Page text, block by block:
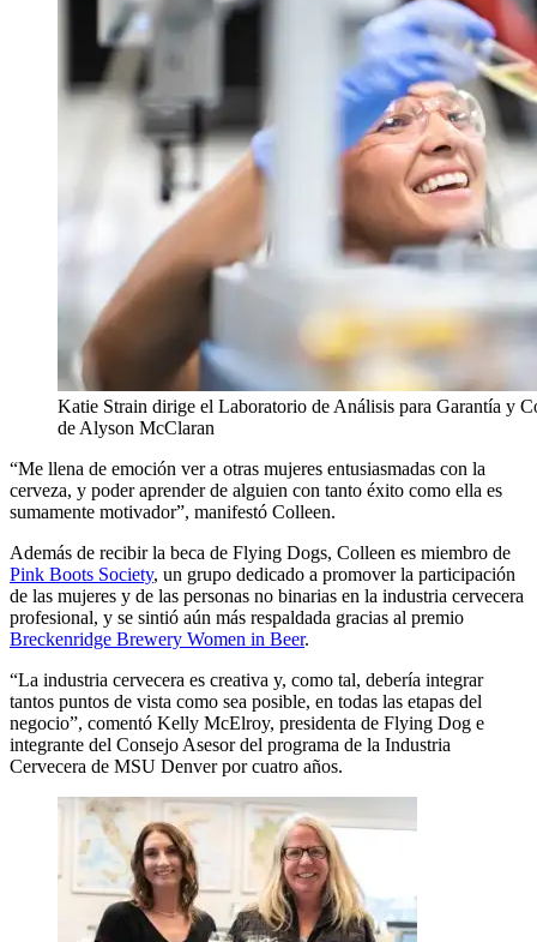
Katie Strain dirige el Laboratorio de Análisis para Garantía y
de Alyson McClaran
“Me llena de emoción ver a otras mujeres entusiasmadas con la
cerveza, y poder aprender de alguien con tanto éxito como ella es
sumamente motivador”, manifestó Colleen.
Además de recibir la beca de Flying Dogs, Colleen es miembro de
Pink Boots Society, un grupo dedicado a promover la participación
de las mujeres y de las personas no binarias en la industria cervecera
profesional, y se sintió aún más respaldada gracias al premio
Breckenridge Brewery Women in Beer.
“La industria cervecera es creativa y, como tal, debería integrar
tantos puntos de vista como sea posible, en todas las etapas del
negocio”, comentó Kelly McElroy, presidenta de Flying Dog e
integrante del Consejo Asesor del programa de la Industria
Cervecera de MSU Denver por cuatro años.